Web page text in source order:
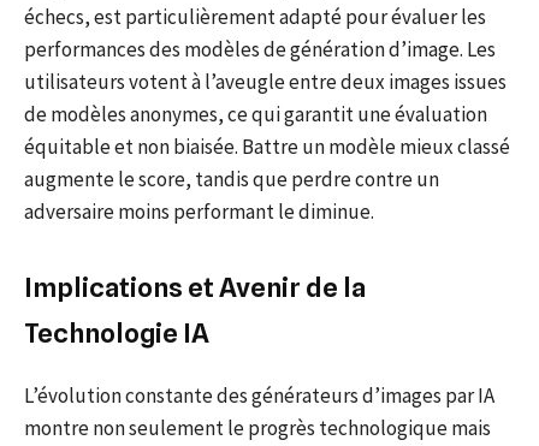
échecs, est particulièrement adapté pour évaluer les
performances des modèles de génération d’image. Les
utilisateurs votent à l’aveugle entre deux images issues
de modèles anonymes, ce qui garantit une évaluation
équitable et non biaisée. Battre un modèle mieux classé
augmente le score, tandis que perdre contre un
adversaire moins performant le diminue.
Implications et Avenir de la
Technologie IA
L’évolution constante des générateurs d’images par IA
montre non seulement le progrès technologique mais